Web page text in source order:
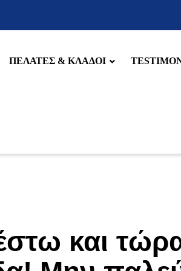
ΠΕΛΑΤΕΣ & ΚΛΑΔΟΙ
και